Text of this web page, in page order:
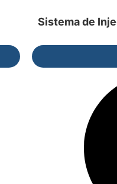
Sistema de